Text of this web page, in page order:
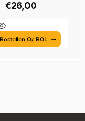
€26,00
Bestellen Op BOL